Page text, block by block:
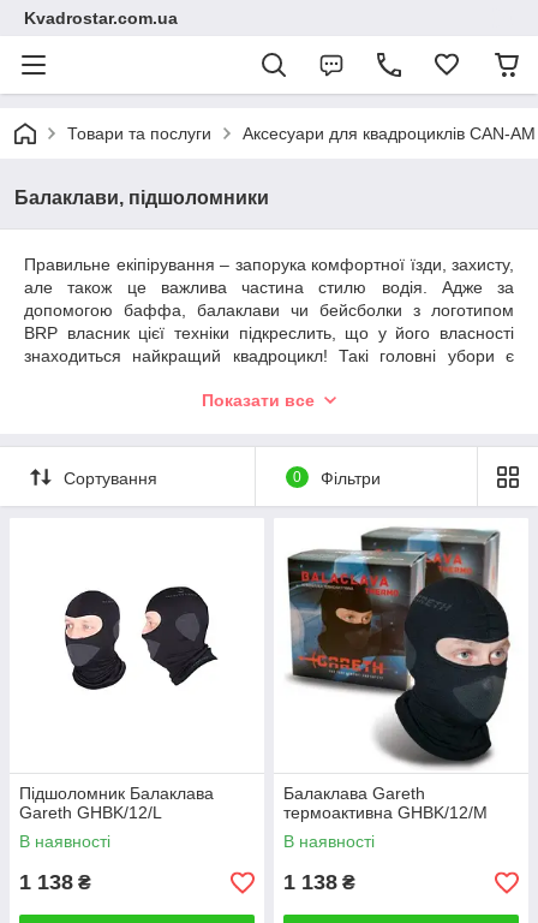
Kvadrostar.com.ua
Товари та послуги Аксесуари для квадроциклів CAN-
Балаклави, підшоломники
Правильне екіпірування – запорука комфортної їзди, захисту,
але також це важлива частина стилю водія. Адже за
допомогою баффа, балаклави чи бейсболки з логотипом
BRP власник цієї техніки підкреслить, що у його власності
знаходиться найкращий квадроцикл! Такі головні убори є
шию під час руху від вітру, пилу, вологи та комах, виконують
реалізатор запчастин, витратних матеріалів до квадроциклів,
пропонує власникам техніки BRP CAN AM придбати якісні
аксесуари. У нашому каталозі представлена як оригінальна
продукція бренду BRP, так і товари від інших виробників, які
прикрасять вашу поїздку, зроблять її комфортнішою.
Показати все
Сортування 0 Фільтри
Підшоломник Балаклава
Gareth GHBK/12/L
В наявності
1 138 ₴
Балаклава Gareth
термоактивна GHBK/12/M
В наявності
1 138 ₴